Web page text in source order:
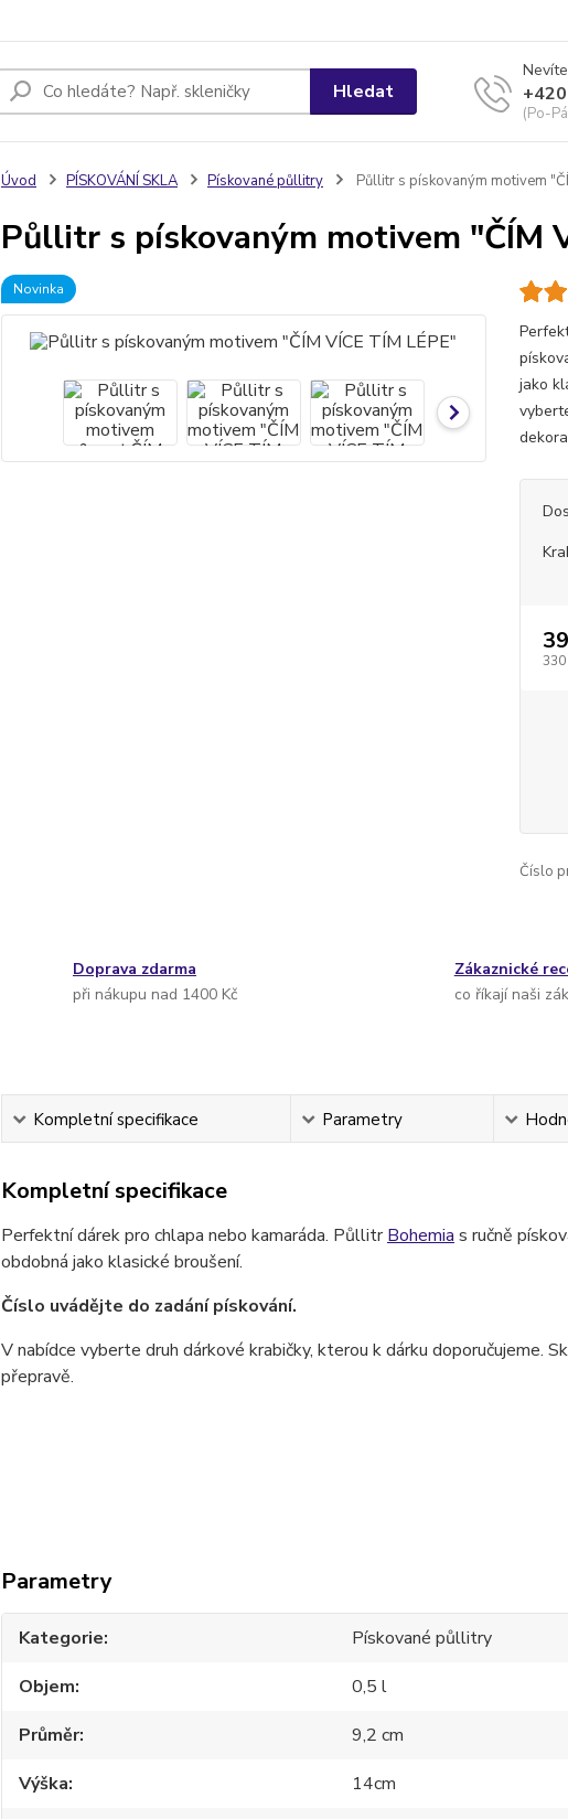
Hledat
(Po-
Úvod PÍSKOVÁNÍ SKLA Pískované půllitry Půllitr s pískovaným motivem
Půllitr s pískovaným motivem "ČÍM
Novinka
jako
330
Číslo
Doprava zdarma
při nákupu nad 1400 Kč
Zákaznické
co říkají naši
Kompletní specifikace Parametry
Kompletní specifikace
Perfektní dárek pro chlapa nebo kamaráda. PůllitrBohemia s ručně
obdobná jako klasické broušení.
Číslo uvádějte do zadání pískování.
V nabídce vyberte druh dárkové krabičky, kterou k dárku doporučujeme.
přepravě.
Parametry
Kategorie
Pískované půllitry
Objem
0,5 l
Průměr
9,2 cm
Výška
14cm